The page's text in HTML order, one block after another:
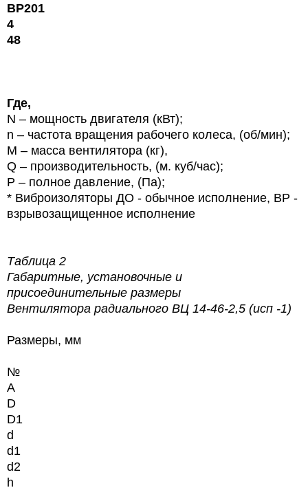
ВР201
4
48
Где,
N – мощность двигателя (кВт);
n – частота вращения рабочего колеса, (об/мин);
М – масса вентилятора (кг),
Q – производительность, (м. куб/час);
P – полное давление, (Па);
* Виброизоляторы ДО - обычное исполнение, ВР -
взрывозащищенное исполнение
Таблица 2
Габаритные, установочные и
присоединительные размеры
Вентилятора радиального ВЦ 14-46-2,5 (исп -1)
Размеры, мм
№
А
D
D1
d
d1
d2
h